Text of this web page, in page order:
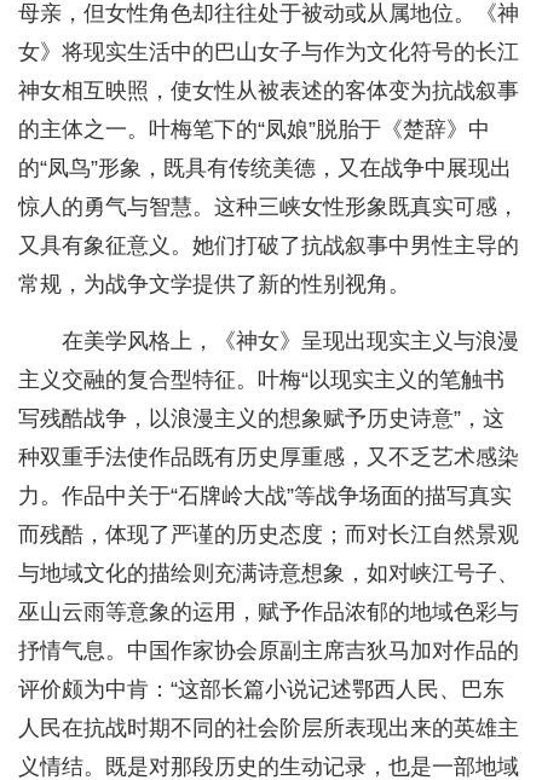
母亲，但女性角色却往往处于被动或从属地位。《神
女》将现实生活中的巴山女子与作为文化符号的长江
神女相互映照，使女性从被表述的客体变为抗战叙事
的主体之一。叶梅笔下的“凤娘”脱胎于《楚辞》中
的“凤鸟”形象，既具有传统美德，又在战争中展现出
惊人的勇气与智慧。这种三峡女性形象既真实可感，
又具有象征意义。她们打破了抗战叙事中男性主导的
常规，为战争文学提供了新的性别视角。
在美学风格上，《神女》呈现出现实主义与浪漫
主义交融的复合型特征。叶梅“以现实主义的笔触书
写残酷战争，以浪漫主义的想象赋予历史诗意”，这
种双重手法使作品既有历史厚重感，又不乏艺术感染
力。作品中关于“石牌岭大战”等战争场面的描写真实
而残酷，体现了严谨的历史态度；而对长江自然景观
与地域文化的描绘则充满诗意想象，如对峡江号子、
巫山云雨等意象的运用，赋予作品浓郁的地域色彩与
抒情气息。中国作家协会原副主席吉狄马加对作品的
评价颇为中肯：“这部长篇小说记述鄂西人民、巴东
人民在抗战时期不同的社会阶层所表现出来的英雄主
义情结。既是对那段历史的生动记录，也是一部地域